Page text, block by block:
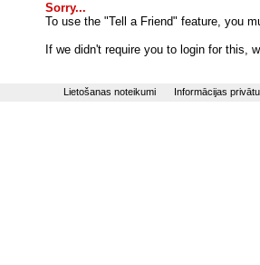
Sorry...
To use the "Tell a Friend" feature, you
If we didn't require you to login for this,
Lietošanas noteikumi Informācijas